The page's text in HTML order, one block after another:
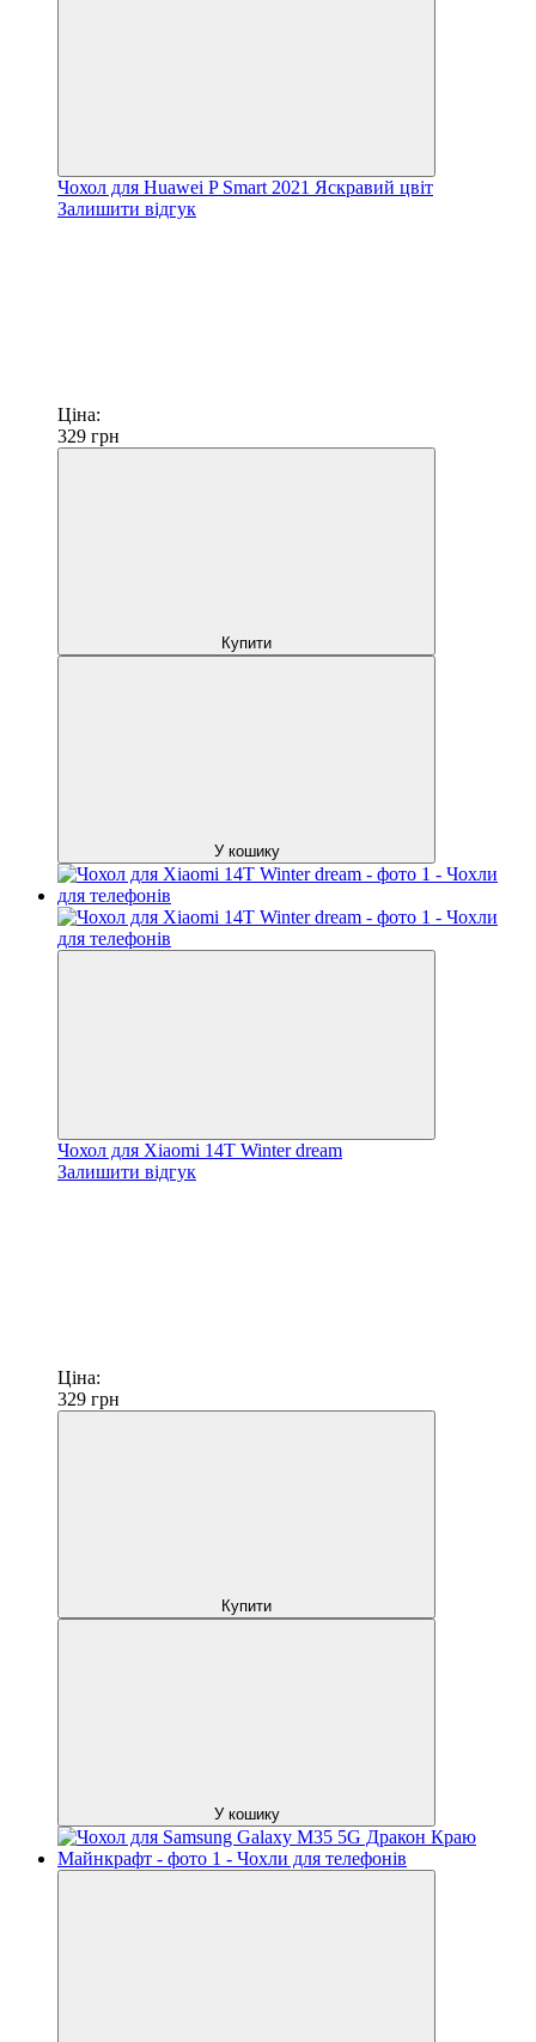
Чохол для Huawei P Smart 2021 Яскравий цвіт
Залишити відгук
Ціна:
329 грн
Купити
У кошику
Чохол для Xiaomi 14T Winter dream
Залишити відгук
Ціна:
329 грн
Купити
У кошику